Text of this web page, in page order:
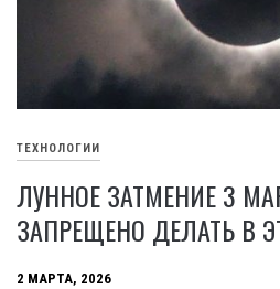
ТЕХНОЛОГИИ
ЛУННОЕ ЗАТМЕНИЕ 3
ЗАПРЕЩЕНО ДЕЛАТЬ В
2 МАРТА, 2026